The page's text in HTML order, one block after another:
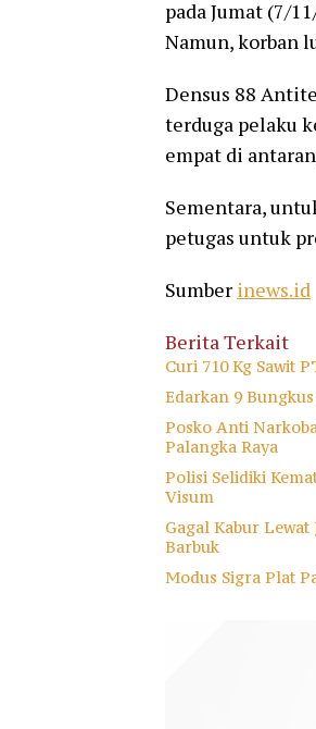
pada Jumat (7/
Namun, korban
Densus 88
terduga pelaku
empat di
Sementara,
petugas untuk
Sumber inews.id
Berita Terkait
Curi 710 Kg Sawit
Edarkan 9
Posko Anti
Palangka Raya
Polisi Selidiki
Visum
Gagal Kabur
Barbuk
Modus Sigra Plat